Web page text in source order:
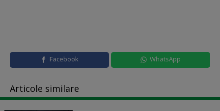
Facebook WhatsApp
Articole similare